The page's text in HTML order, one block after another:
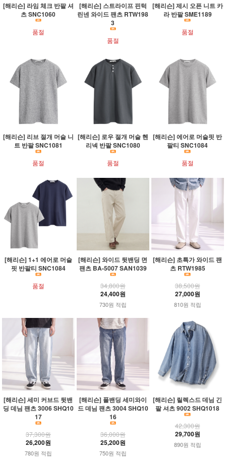
[해리슨] 라임 체크 반팔 셔
츠 SNC1060
품절
[해리슨] 스트라이프 핀턱
린넨 와이드 팬츠 RTW198
3
품절
[해리슨] 제시 오픈 니트 카
라 반팔 SME1189
품절
[해리슨] 리브 절개 머슬 니
트 반팔 SNC1081
품절
[해리슨] 로우 절개 머슬 헨
리넥 반팔 SNC1080
품절
[해리슨] 에어로 머슬핏 반
팔티 SNC1084
품절
[해리슨] 1+1 에어로 머슬
핏 반팔티 SNC1084
품절
[해리슨] 와이드 뒷밴딩 면
팬츠 BA-5007 SAN1039
34,800원
24,400원
730원 적립
[해리슨] 초특가 와이드 팬
츠 RTW1985
38,500원
27,000원
810원 적립
[해리슨] 세미 커브드 뒷밴
딩 데님 팬츠 3006 SHQ10
17
37,300원
26,200원
780원 적립
[해리슨] 풀밴딩 세미와이
드 데님 팬츠 3004 SHQ10
16
36,000원
25,200원
750원 적립
[해리슨] 릴렉스드 데님 긴
팔 셔츠 9002 SHQ1018
42,300원
29,700원
890원 적립